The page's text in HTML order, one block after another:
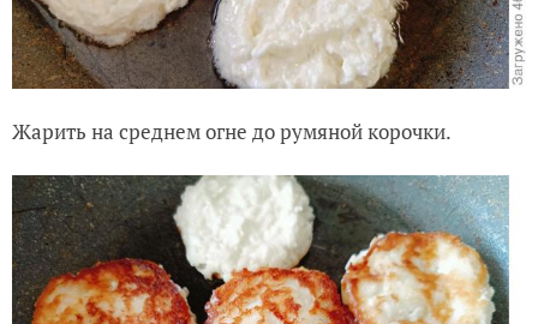
Жарить на среднем огне до румяной корочки.